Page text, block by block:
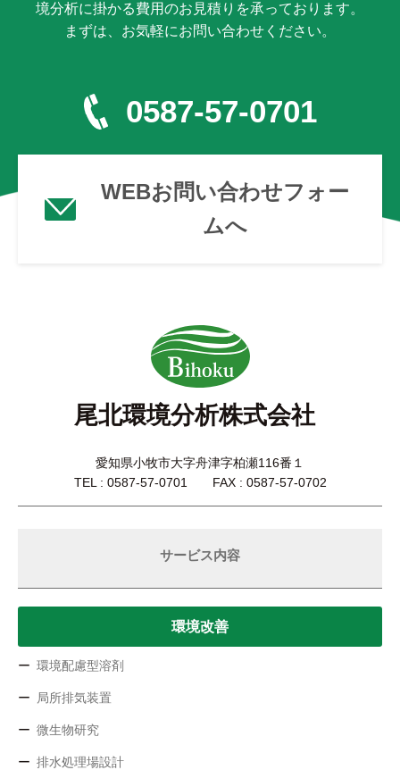
境分析に掛かる費用のお見積りを承っております。
まずは、お気軽にお問い合わせください。
0587-57-0701
WEBお問い合わせフォー
ムへ
尾北環境分析株式会社
愛知県小牧市大字舟津字柏瀬116番１
TEL : 0587-57-0701 FAX : 0587-57-0702
サービス内容
環境改善
環境配慮型溶剤
局所排気装置
微生物研究
排水処理場設計